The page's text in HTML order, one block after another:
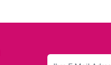
E-Mailadresse